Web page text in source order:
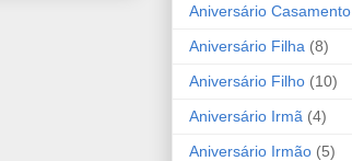
Aniversário Casamento
Aniversário Filha (8)
Aniversário Filho (10)
Aniversário Irmã (4)
Aniversário Irmão (5)